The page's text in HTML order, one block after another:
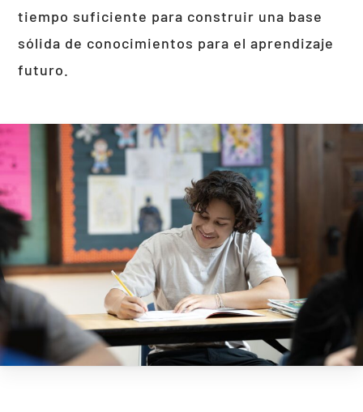
tiempo suficiente para construir una base
sólida de conocimientos para el aprendizaje
futuro.